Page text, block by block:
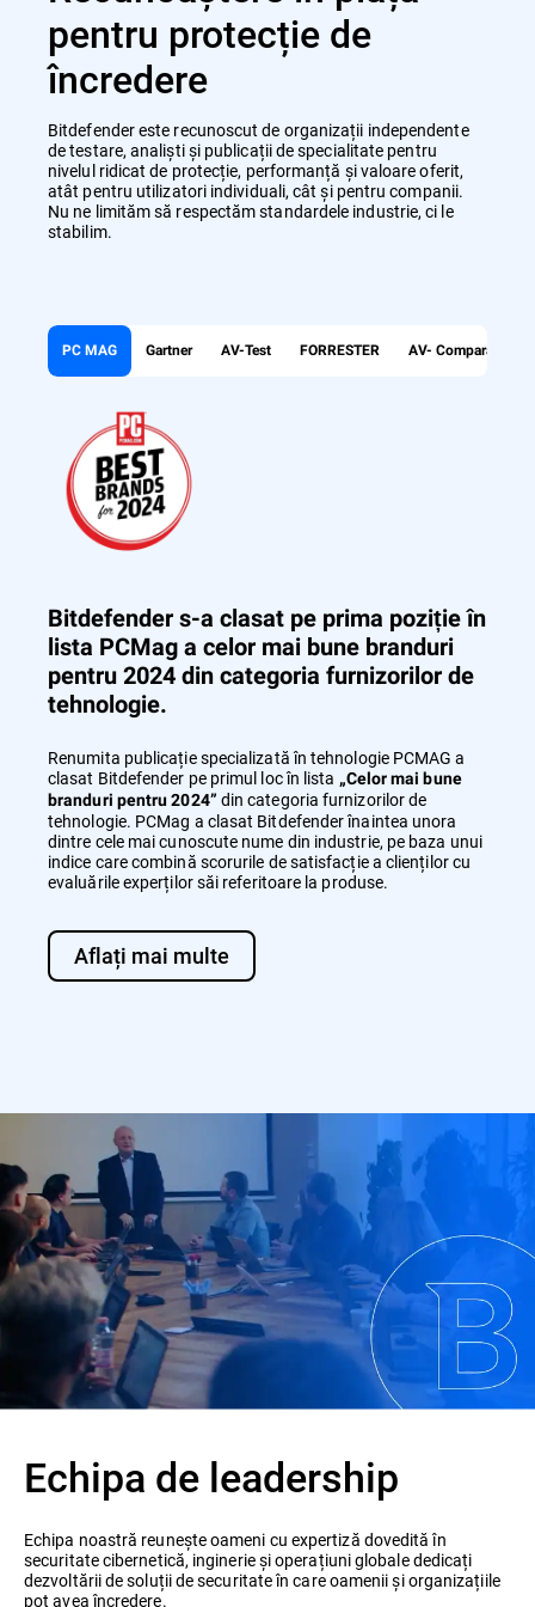
pentru protecție de
încredere
Bitdefender este recunoscut de organizații independente
de testare, analiști și publicații de specialitate pentru
nivelul ridicat de protecție, performanță și valoare oferit,
atât pentru utilizatori individuali, cât și pentru companii.
Nu ne limităm să respectăm standardele industrie, ci le
stabilim.
PC MAG Gartner AV-Test FORRESTER AV- Comparatives
Bitdefender s-a clasat pe prima poziție în
lista PCMag a celor mai bune branduri
pentru 2024 din categoria furnizorilor de
tehnologie.
Renumita publicație specializată în tehnologie PCMAG a
clasat Bitdefender pe primul loc în lista „Celor mai bune
branduri pentru 2024” din categoria furnizorilor de
tehnologie. PCMag a clasat Bitdefender înaintea unora
dintre cele mai cunoscute nume din industrie, pe baza unui
indice care combină scorurile de satisfacție a clienților cu
evaluările experților săi referitoare la produse.
Aflați mai multe
Echipa de leadership
Echipa noastră reunește oameni cu expertiză dovedită în
securitate cibernetică, inginerie și operațiuni globale dedicați
dezvoltării de soluții de securitate în care oamenii și organizațiile
pot avea încredere.